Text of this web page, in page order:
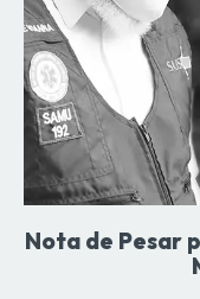
Nota de Pesar